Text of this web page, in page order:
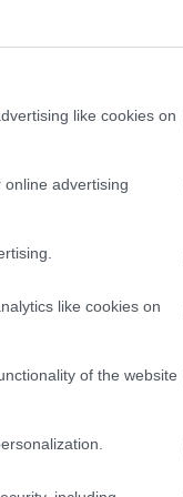
like cookies on
advertising
like cookies on
of the website
evade
The iron dome is
oil refinery.
military